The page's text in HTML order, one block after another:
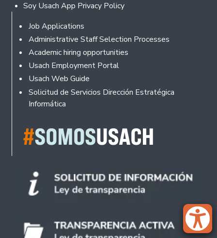
Soy Usach App Privacy Policy
Footer
Job Applications
Administrative Staff Selection Processes
Academic hiring opportunities
Usach Employment Portal
Usach Web Guide
Solicitud de Servicios Dirección Estratégica
Informática